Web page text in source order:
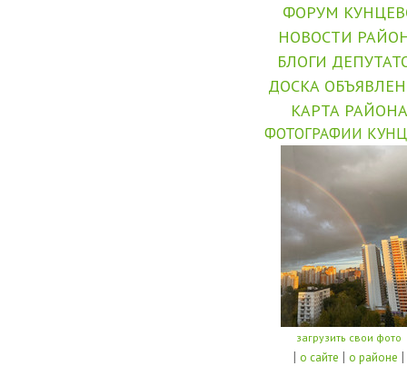
ФОРУМ
НОВОСТИ
БЛОГИ
ДОСКА
КАРТА РАЙОНА
ФОТОГРАФИИ
загрузить свои фото
| о сайте | о районе |